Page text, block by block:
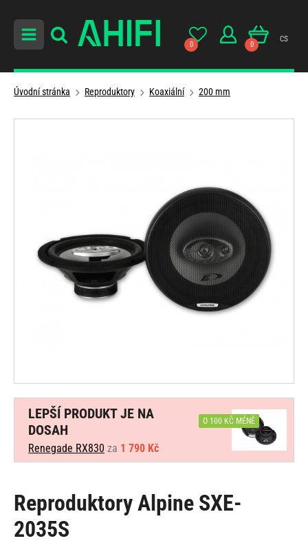
0 0
cs
Úvodní stránka Reproduktory Koaxiální 200 mm
Reproduktory Alpine SXE-
2035S
LEPŠÍ PRODUKT JE NA
DOSAH
Renegade RX830 za 1 790 Kč
O 100 KČ MÉNĚ